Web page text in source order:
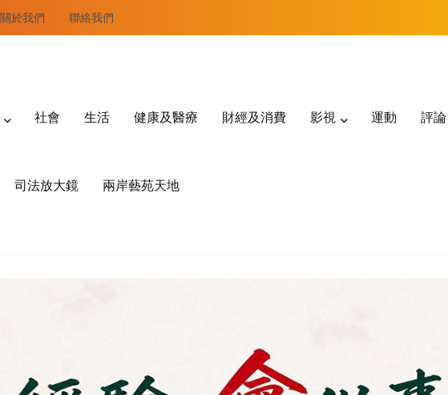
關於我們 聯絡我們
社會 生活 健康及醫療 財經及消費 影視 運動 評論
司法放大鏡 兩岸藝苑天地